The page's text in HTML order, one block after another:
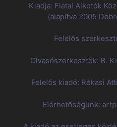
Kiadja: Fiatal Alkotók
(alapítva 2005
Felelős
Olvasószerkesztők: B.
Felelős kiadó: Rékasi
Elérhetőségünk: